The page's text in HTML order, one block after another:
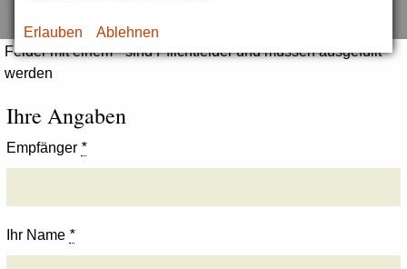
Erlauben Ablehnen
Felder mit einem * sind Pflichtfelder und müssen ausgefüllt
werden
Ihre Angaben
Empfänger *
Ihr Name *